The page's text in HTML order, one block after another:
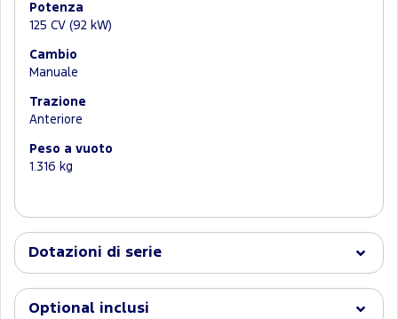
Potenza
125 CV (92 kW)
Cambio
Manuale
Trazione
Anteriore
Peso a vuoto
1.316 kg
Dotazioni di serie
Optional inclusi